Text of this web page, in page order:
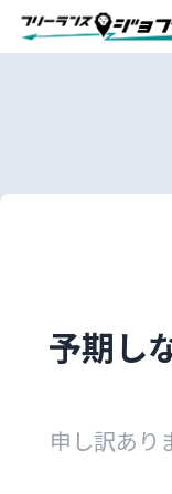
予期し
申し訳あり